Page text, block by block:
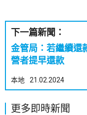
下一篇新聞：
金管局：若繼續
營者提早還款
本地 21.02.2024
更多即時新聞